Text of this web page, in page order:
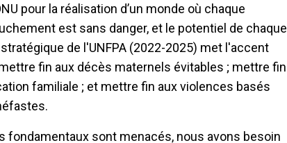
pour la réalisation d’un monde où chaque
est sans danger, et le potentiel de chaque
de l'UNFPA (2022-2025) met l'accent
fin aux décès maternels évitables ; mettre fin
familiale ; et mettre fin aux violences basés
fondamentaux sont menacés, nous avons besoin